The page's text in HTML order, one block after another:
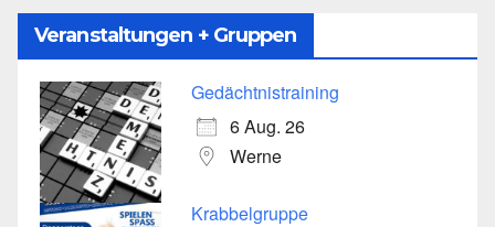
Veranstaltungen + Gruppen
Gedächtnistraining
6 Aug. 26
Werne
Krabbelgruppe